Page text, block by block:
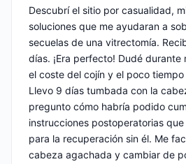
Descubrí el sitio por casualidad,
soluciones que me ayudaran a
secuelas de una vitrectomía.
días. ¡Era perfecto! Dudé
el coste del cojín y el poco
Llevo 9 días tumbada con la
pregunto cómo habría podido
instrucciones postoperatorias
para la recuperación sin él. Me
cabeza agachada y cambiar de